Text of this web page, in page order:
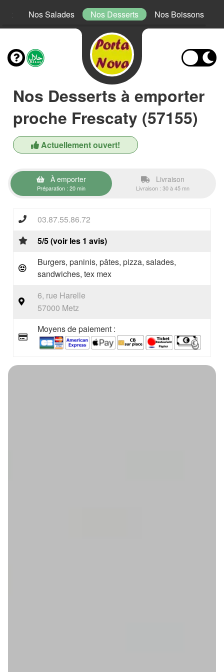
Nos Salades Nos Desserts Nos Boissons
Nos Desserts à emporter
proche Frescaty (57155)
Actuellement ouvert!
À emporter
Préparation : 20 min
Livraison
Livraison : 30 à 45 mn
03.87.55.86.72
5/5 (voir les 1 avis)
Burgers, paninis, pâtes, pizza, salades,
sandwiches, tex mex
6, rue Harelle
57000 Metz
Moyens de paiement :